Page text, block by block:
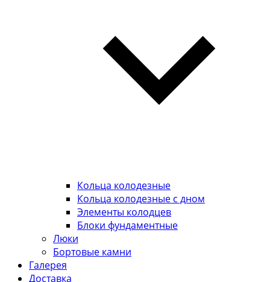
Кольца колодезные
Кольца колодезные с дном
Элементы колодцев
Блоки фундаментные
Люки
Бортовые камни
Галерея
Доставка